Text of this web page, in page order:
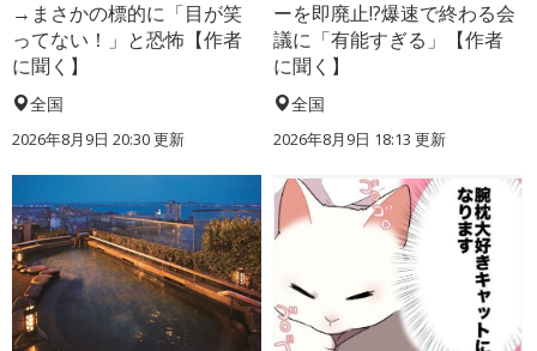
→まさかの標的に「目が笑
ってない！」と恐怖【作者
に聞く】
全国
2026年8月9日 20:30更新
ーを即廃止!?爆速で終わる会
議に「有能すぎる」【作者
に聞く】
全国
2026年8月9日 18:13 更新